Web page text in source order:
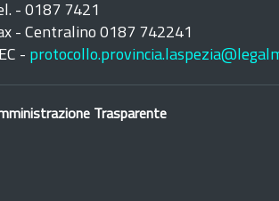
- 0187 7421
- Centralino 0187 742241
-
Trasparente